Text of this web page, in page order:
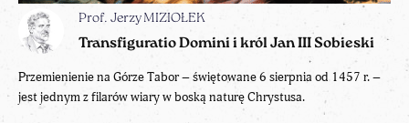
Prof. Jerzy MIZIOŁEK
Transfiguratio Domini i król Jan III Sobieski
Przemienienie na Górze Tabor – świętowane 6 sierpnia od 1457 r. –
jest jednym z filarów wiary w boską naturę Chrystusa.